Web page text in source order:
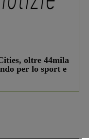
oltre 44mila
per lo sport e